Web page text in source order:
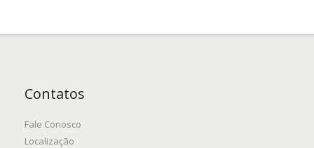
Contatos
Fale Conosco
Localização